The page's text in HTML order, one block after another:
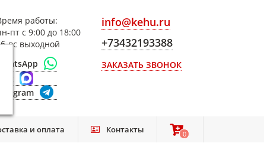
работы:
пт с 9:00 до 18:00
вс выходной
WhatsApp
Telegram
info@kehu.ru
+73432193388
ЗАКАЗАТЬ ЗВОНОК
и оплата Контакты 0
0